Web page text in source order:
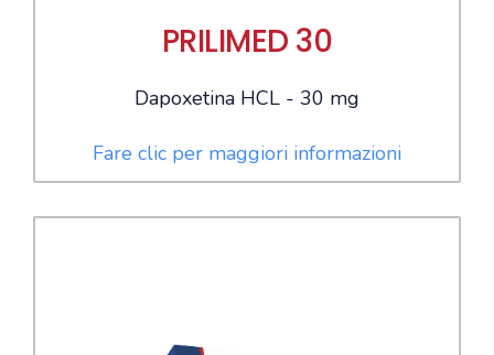
PRILIMED 30
Dapoxetina HCL - 30 mg
Fare clic per maggiori informazioni